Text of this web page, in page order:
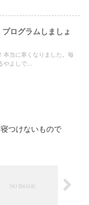
ログラムしましょ
本当に寒くなりました。毎
よしで...
つけないもので